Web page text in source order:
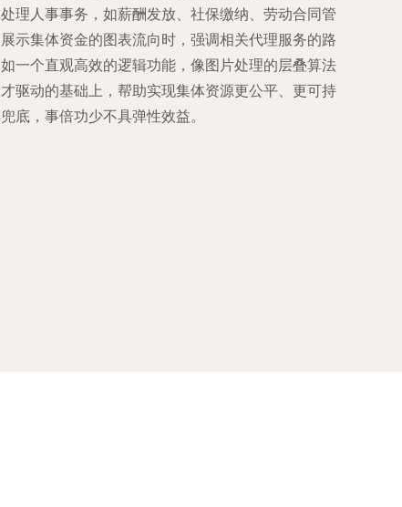
理人事事务，如薪酬发放、社保缴纳、劳动合同管
示集体资金的图表流向时，强调相关代理服务的路
一个直观高效的逻辑功能，像图片处理的层叠算法
驱动的基础上，帮助实现集体资源更公平、更可持
底，事倍功少不具弹性效益。